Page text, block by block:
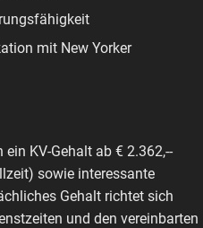
mit New Yorker
KV-Gehalt ab € 2.362,--
sowie interessante
Gehalt richtet sich
und den vereinbarten